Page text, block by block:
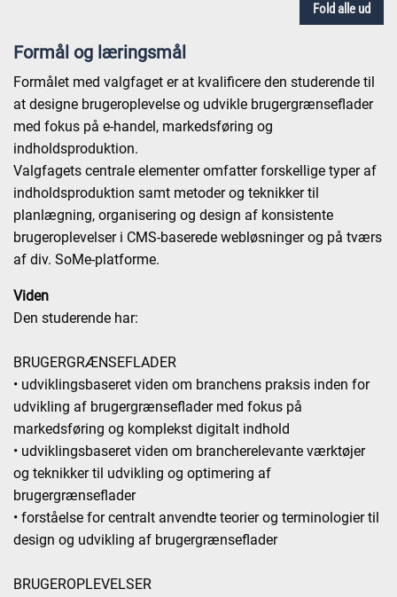
Fold alle ud
Formål og læringsmål
Formålet med valgfaget er at kvalificere den studerende til
at designe brugeroplevelse og udvikle brugergrænseflader
med fokus på e-handel, markedsføring og
indholdsproduktion.
Valgfagets centrale elementer omfatter forskellige typer af
indholdsproduktion samt metoder og teknikker til
planlægning, organisering og design af konsistente
brugeroplevelser i CMS-baserede webløsninger og på tværs
af div. SoMe-platforme.
Viden
Den studerende har:
BRUGERGRÆNSEFLADER
• udviklingsbaseret viden om branchens praksis inden for
udvikling af brugergrænseflader med fokus på
markedsføring og komplekst digitalt indhold
• udviklingsbaseret viden om brancherelevante værktøjer
og teknikker til udvikling og optimering af
brugergrænseflader
• forståelse for centralt anvendte teorier og terminologier til
design og udvikling af brugergrænseflader
BRUGEROPLEVELSER